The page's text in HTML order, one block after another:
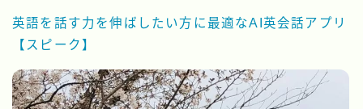
英語を話す力を伸ばしたい方に最適なAI英会話アプリ
【スピーク】